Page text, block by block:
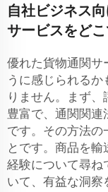
自社ビジネス
サービスをど
優れた貨物通関サ
うに感じられる
りません。まず
豊富で、通関関
です。その方法の
とです。商品を
経験について尋ね
いて、有益な洞察